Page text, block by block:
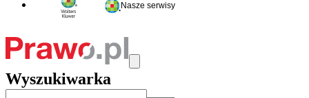
Nasze serwisy
Wyszukiwarka